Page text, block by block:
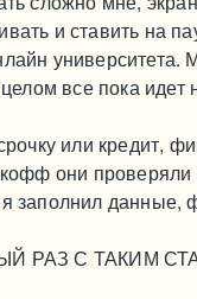
и ставить на
университета.
все пока идет
или кредит,
они
заполнил данные,
РАЗ С ТАКИМ